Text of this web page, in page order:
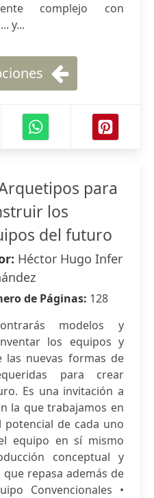
complejo con
y...
para
los
del futuro
Héctor Hugo Infer
de Páginas: 128
modelos y
los equipos y
nuevas formas de
para crear
Es una invitación a
la que trabajamos en
potencial de cada uno
equipo en sí mismo
conceptual y
repasa además de
Convencionales •